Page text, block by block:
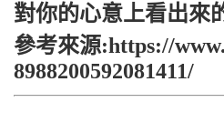
對你的心意上看出來
參考來源:https://
8988200592081411/